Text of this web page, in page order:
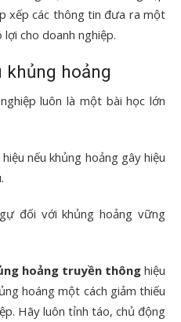
xếp các thông tin đưa ra một
cho doanh nghiệp.
khủng hoảng
luôn là một bài học lớn
nếu khủng hoảng gây hiệu
đối với khủng hoảng vững
hoảng truyền thông hiệu
hoáng một cách giảm thiếu
Hãy luôn tỉnh táo, chủ động